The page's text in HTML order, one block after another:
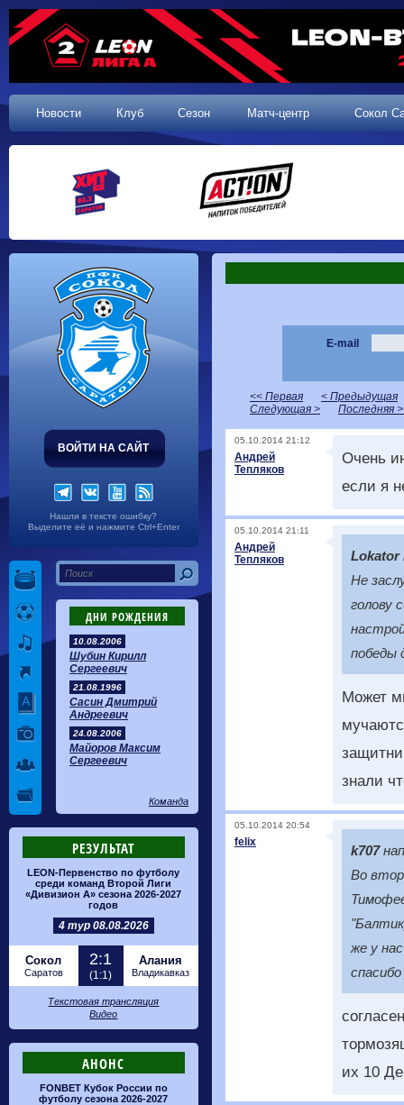
Новости Клуб Сезон Матч-центр Сокол
ВОЙТИ НА САЙТ
Нашли в тексте ошибку?
Выделите её и нажмите Ctrl+Enter
ДНИ РОЖДЕНИЯ
10.08.2006
Шубин Кирилл
Сергеевич
21.08.1996
Сасин Дмитрий
Андреевич
24.08.2006
Майоров Максим
Сергеевич
Команда
РЕЗУЛЬТАТ
LEON-Первенство по футболу
среди команд Второй Лиги
«Дивизион А» сезона 2026-2027
годов
4 тур 08.08.2026
Сокол
Саратов
2:1
(1:1)
Алания
Владикавказ
Текстовая трансляция
Видео
АНОНС
FONBET Кубок России по
футболу сезона 2026-2027
E-mail
<< Первая
< Предыдущая
Следующая >
Последняя
05.10.2014 21:12
Андрей
Тепляков
Очень
если я
05.10.2014 21:11
Андрей
Тепляков
Lokator
Не
голову
победы
Может
знали
05.10.2014 20:54
felix
k707
Во
же у
их 10